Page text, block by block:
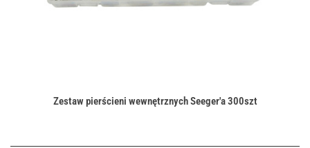
Zestaw pierścieni wewnętrznych Seeger'a 300szt